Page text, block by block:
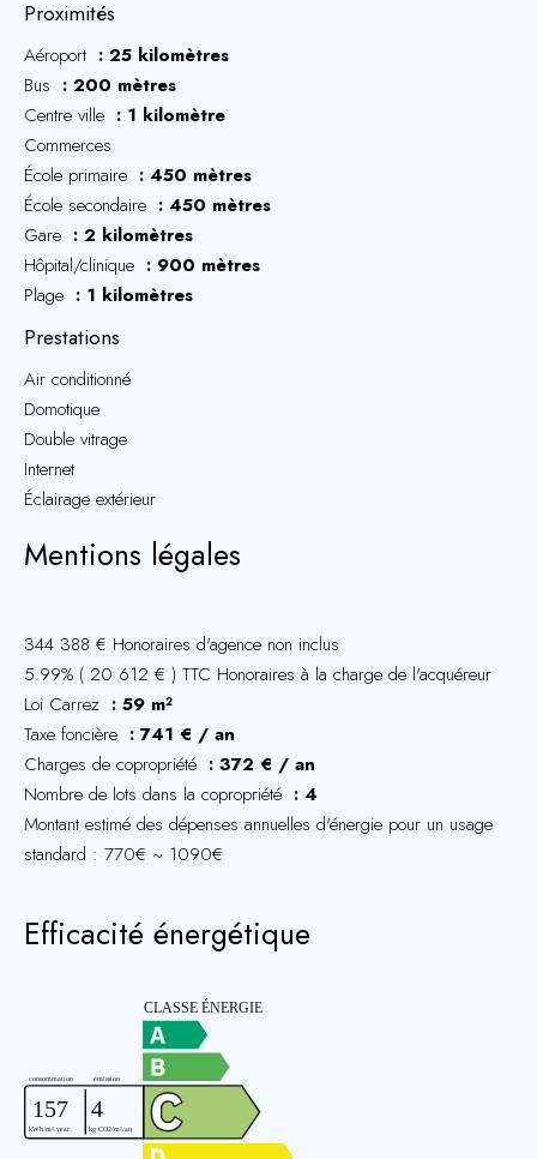
Proximités
Aéroport
25 kilomètres
Bus
200 mètres
Centre ville
1 kilomètre
Commerces
École primaire
450 mètres
École secondaire
450 mètres
Gare
2 kilomètres
Hôpital/clinique
900 mètres
Plage
1 kilomètres
Prestations
Air conditionné
Domotique
Double vitrage
Internet
Éclairage extérieur
Mentions légales
344 388 € Honoraires d'agence non inclus
5.99% ( 20 612 € ) TTC Honoraires à la charge de l'acquéreur
Loi Carrez
59 m²
Taxe foncière
741 € / an
Charges de copropriété
372 € / an
Nombre de lots dans la copropriété
4
Montant estimé des dépenses annuelles d'énergie pour un usage
standard : 770€ ~ 1090€
Efficacité énergétique